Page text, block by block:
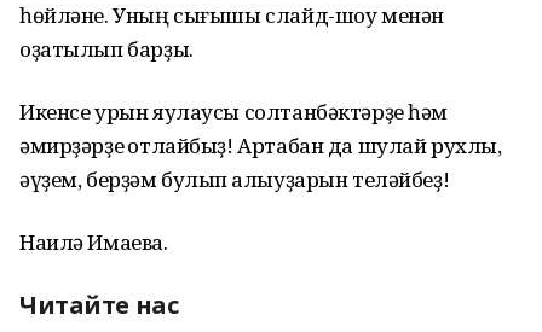
һөйләне. Уның сығышы слайд-шоу менән
оҙатылып барҙы.
Икенсе урын яулаусы солтанбәктәрҙе һәм
әмирҙәрҙе ҡотлайбыҙ! Артабан да шулай рухлы,
әүҙем, берҙәм булып ҡалыуҙарын теләйбеҙ!
Наилә Имаева.
Читайте нас